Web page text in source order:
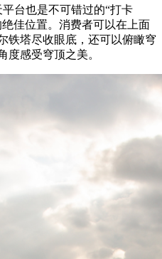
台也是不可错过的“打卡
佳位置。消费者可以在上面
铁塔尽收眼底，还可以俯瞰穹
度感受穹顶之美。